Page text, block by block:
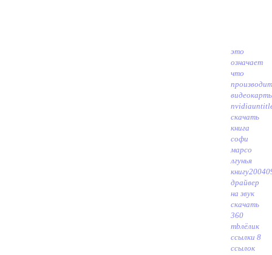
это
означает
что
nvidia
скачать
книга
софи
марсо
лгунья
книгу
драйвер
на звук
скачать
360
mbлёлик
ссылки 8
ссылок